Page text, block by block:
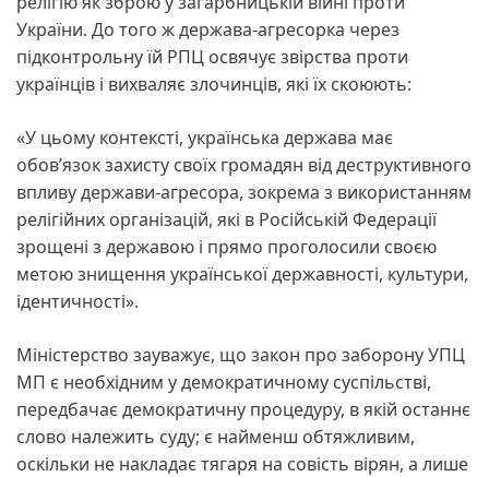
України. До того ж держава-агресорка через
підконтрольну їй РПЦ освячує звірства проти
українців і вихваляє злочинців, які їх скоюють:
«У цьому контексті, українська держава має
обовʼязок захисту своїх громадян від деструктивного
впливу держави-агресора, зокрема з використанням
релігійних організацій, які в Російській Федерації
зрощені з державою і прямо проголосили своєю
метою знищення української державності, культури,
ідентичності».
Міністерство зауважує, що закон про заборону УПЦ
МП є необхідним у демократичному суспільстві,
передбачає демократичну процедуру, в якій останнє
слово належить суду; є найменш обтяжливим,
оскільки не накладає тягаря на совість вірян, а лише